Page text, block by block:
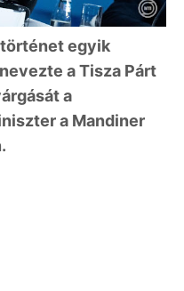
egyik
a Tisza Párt
a
a Mandiner